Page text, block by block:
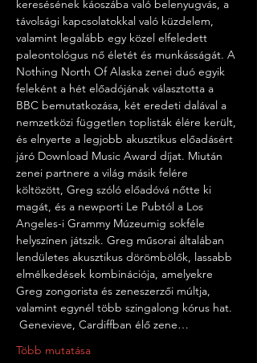
keresésének káoszába való belenyugvás, a
távolsági kapcsolatokkal való küzdelem,
valamint legalább egy közel elfeledett
paleontológus nő életét és munkásságát. A
Nothing North Of Alaska zenei duó egyik
feleként a hét előadójának választotta a
BBC bemutatkozása, két eredeti dalával a
nemzetközi független toplisták élére került,
és elnyerte a legjobb akusztikus előadásért
járó Download Music Award díjat. Miután
zenei partnere a világ másik felére
költözött, Greg szóló előadóvá nőtte ki
magát, és a newporti Le Pubtól a Los
Angeles-i Grammy Múzeumig sokféle
helyszínen játszik. Greg műsorai általában
lendületes akusztikus dörömbölők, lassabb
elmélkedések kombinációja, amelyekre
Greg zongorista és zeneszerzői múltja,
valamint egynél több szingalong kórus hat.
Genevieve, Cardiffban élő zene…
Több mutatása